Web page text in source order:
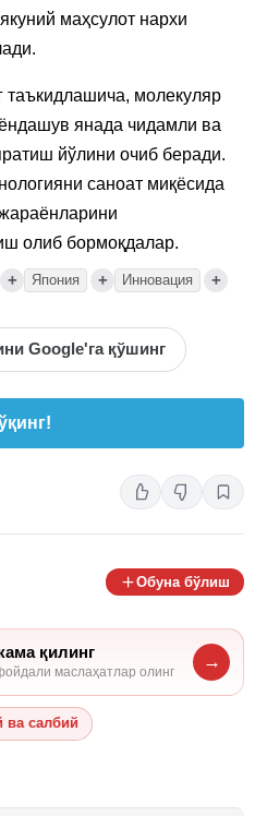
маҳсулот нархи
таъкидлашича, молекуляр
янада чидамли ва
йўлини очиб беради.
саноат миқёсида
олиб бормоқдалар.
+ Япония + Инновация +
Google'га қўшинг
Обуна бўлиш
қилинг
маслаҳатлар олинг
→
ва салбий